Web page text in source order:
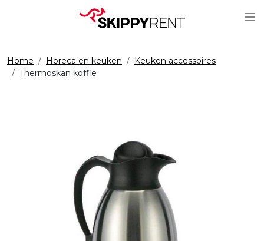
Home Horeca en keuken
Keuken accessoires
Thermoskan koffie